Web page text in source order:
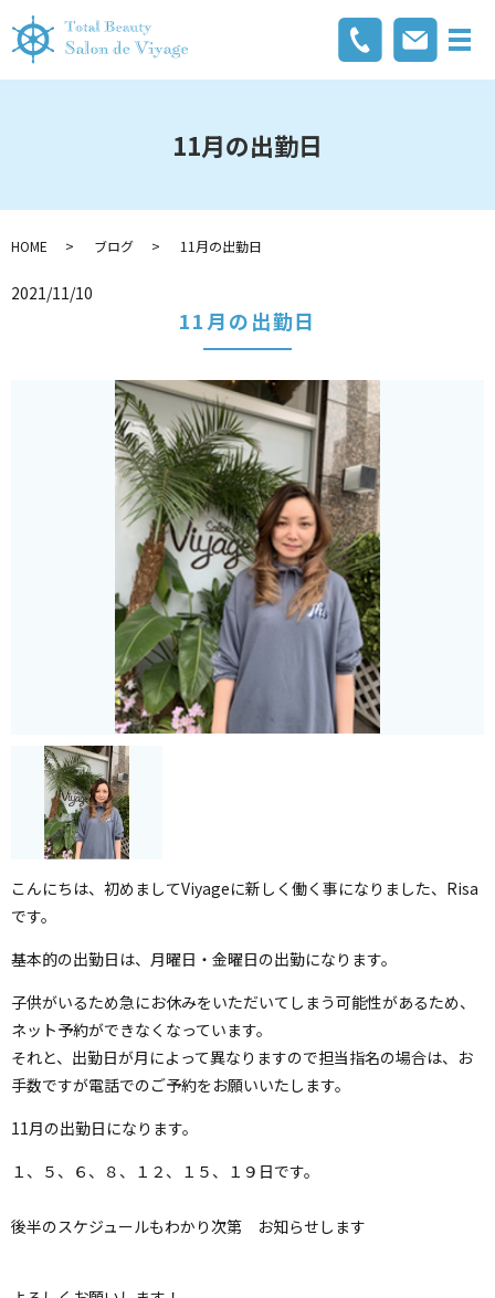
メ
11月の出勤日
HOME ブログ 11月の出勤日
2021/11/10
11月の出勤日
こんにちは、初めましてViyageに新しく働く事になりました、Risa
です。
基本的の出勤日は、月曜日・金曜日の出勤になります。
子供がいるため急にお休みをいただいてしまう可能性があるため、
ネット予約ができなくなっています。
それと、出勤日が月によって異なりますので担当指名の場合は、お
手数ですが電話でのご予約をお願いいたします。
11月の出勤日になります。
１、５、６、８、１２、１５、１９日です。
後半のスケジュールもわかり次第 お知らせします